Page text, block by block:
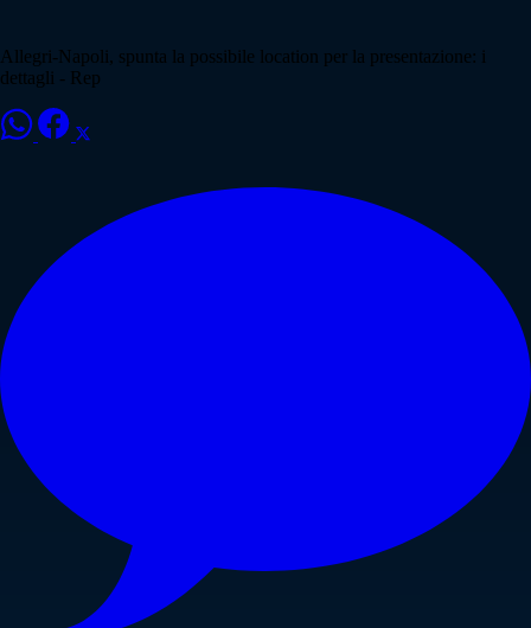
Allegri-Napoli, spunta la possibile location per la presentazione: i
dettagli - Rep